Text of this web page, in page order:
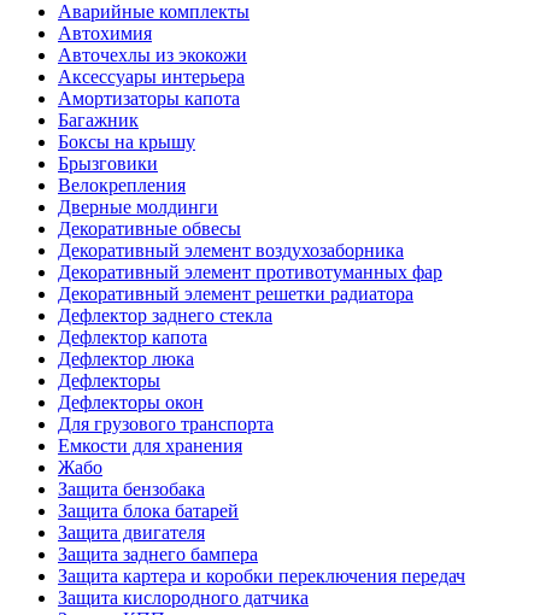
Аварийные комплекты
Автохимия
Авточехлы из экокожи
Аксессуары интерьера
Амортизаторы капота
Багажник
Боксы на крышу
Брызговики
Велокрепления
Дверные молдинги
Декоративные обвесы
Декоративный элемент воздухозаборника
Декоративный элемент противотуманных фар
Декоративный элемент решетки радиатора
Дефлектор заднего стекла
Дефлектор капота
Дефлектор люка
Дефлекторы
Дефлекторы окон
Для грузового транспорта
Емкости для хранения
Жабо
Защита бензобака
Защита блока батарей
Защита двигателя
Защита заднего бампера
Защита картера и коробки переключения передач
Защита кислородного датчика